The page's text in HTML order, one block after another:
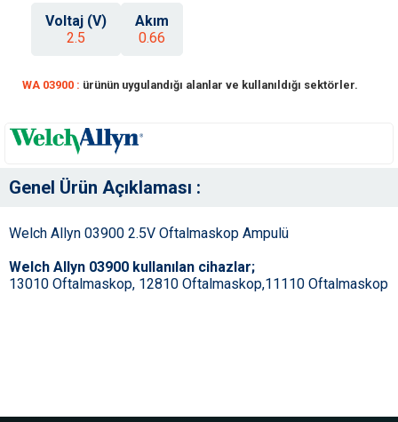
Voltaj (V)
2.5
Akım
0.66
WA 03900 : ürünün uygulandığı alanlar ve kullanıldığı sektörler.
Genel Ürün Açıklaması :
Welch Allyn 03900 2.5V Oftalmaskop Ampulü
Welch Allyn 03900 kullanılan cihazlar;
13010 Oftalmaskop, 12810 Oftalmaskop,11110 Oftalmaskop